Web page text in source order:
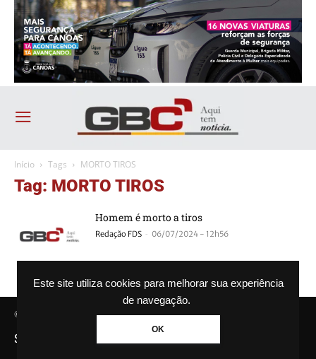
Este site utiliza cookies para melhorar sua experiência
de navegação.
OK
Início Tags MORTO TIROS
Tag: MORTO TIROS
Homem é morto a tiros
Redação FDS - 06/07/2024 - 12h56
© Agência GBC. Aqui tem notícia. Todos os direitos reservados.
SAIBA MAIS SOBRE A AGÊNCIA GBC